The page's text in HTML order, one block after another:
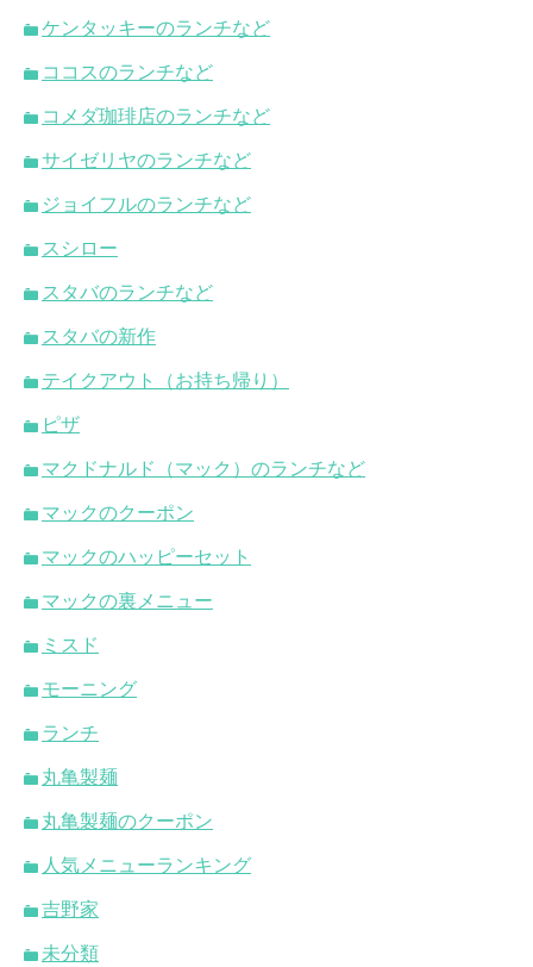
ケンタッキーのランチなど
ココスのランチなど
コメダ珈琲店のランチなど
サイゼリヤのランチなど
ジョイフルのランチなど
スシロー
スタバのランチなど
スタバの新作
テイクアウト（お持ち帰り）
ピザ
マクドナルド（マック）のランチなど
マックのクーポン
マックのハッピーセット
マックの裏メニュー
ミスド
モーニング
ランチ
丸亀製麺
丸亀製麺のクーポン
人気メニューランキング
吉野家
未分類